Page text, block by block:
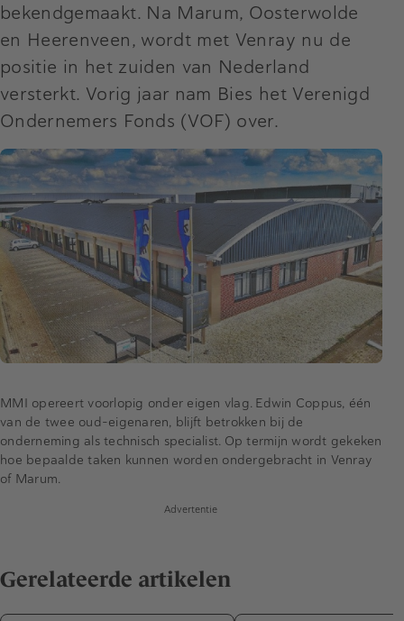
bekendgemaakt. Na Marum, Oosterwolde
en Heerenveen, wordt met Venray nu de
positie in het zuiden van Nederland
versterkt. Vorig jaar nam Bies het Verenigd
Ondernemers Fonds (VOF) over.
MMI opereert voorlopig onder eigen vlag. Edwin Coppus, één
van de twee oud-eigenaren, blijft betrokken bij de
onderneming als technisch specialist. Op termijn wordt gekeken
hoe bepaalde taken kunnen worden ondergebracht in Venray
of Marum.
Advertentie
Gerelateerde artikelen